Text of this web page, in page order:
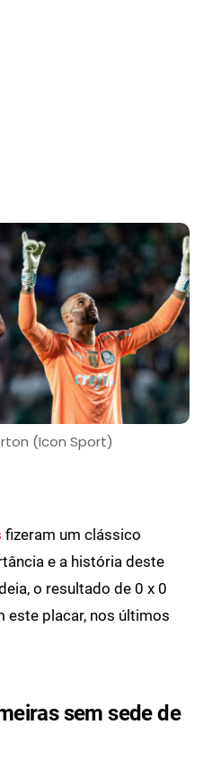
(Icon Sport)
fizeram um clássico
e a história deste
o resultado de 0 x 0
este placar, nos últimos
sem sede de